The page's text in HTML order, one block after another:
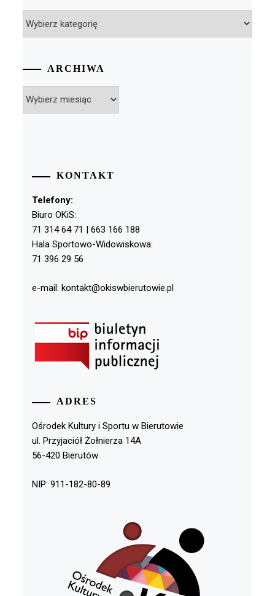
ARCHIWA
KONTAKT
Telefony:
Biuro OKiS:
71 314 64 71 | 663 166 188
Hala Sportowo-Widowiskowa:
71 396 29 56
e-mail: kontakt@okiswbierutowie.pl
ADRES
Ośrodek Kultury i Sportu w Bierutowie
ul. Przyjaciół Żołnierza 14A
56-420 Bierutów
NIP: 911-182-80-89